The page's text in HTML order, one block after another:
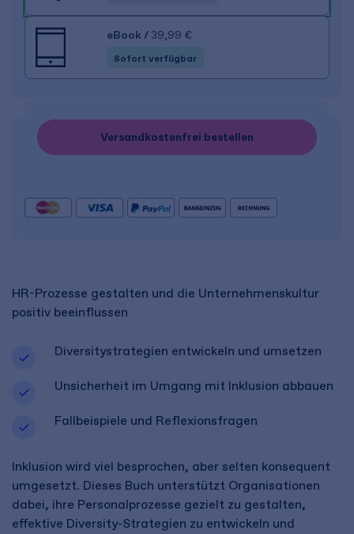
HR-Prozesse gestalten und die Unternehmenskultur
positiv beeinflussen
Diversitystrategien entwickeln und umsetzen
Unsicherheit im Umgang mit Inklusion abbauen
Fallbeispiele und Reflexionsfragen
Inklusion wird viel besprochen, aber selten konsequent
umgesetzt. Dieses Buch unterstützt Organisationen
dabei, ihre Personalprozesse gezielt zu gestalten,
effektive Diversity-Strategien zu entwickeln und
eBook / 39,99 €
Sofort verfügbar
Versandkostenfrei bestellen